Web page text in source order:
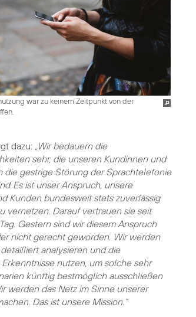
war zu keinem Zeitpunkt von der
dazu: „Wir bedauern die
sehr, die unseren Kundinnen und
die gestrige Störung der Sprachtelefonie
Es ist unser Anspruch, unsere
Kunden bundesweit stets zuverlässig
vernetzen. Darauf vertrauen sie seit
Gestern sind wir diesem Anspruch
nicht gerecht geworden. Wir werden
analysieren und die
nutzen, um solche sehr
künftig bestmöglich ausschließen
werden das Netz im Sinne unserer
Das ist unsere Mission.“